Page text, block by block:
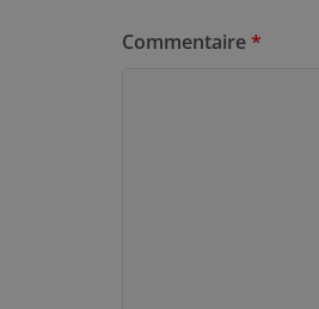
Commentaire*